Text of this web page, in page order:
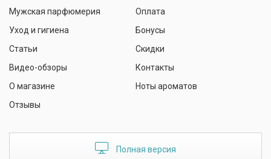
Мужская парфюмерия
Уход и гигиена
Статьи
Видео-обзоры
О магазине
Отзывы
Оплата
Бонусы
Скидки
Контакты
Ноты ароматов
Полная версия